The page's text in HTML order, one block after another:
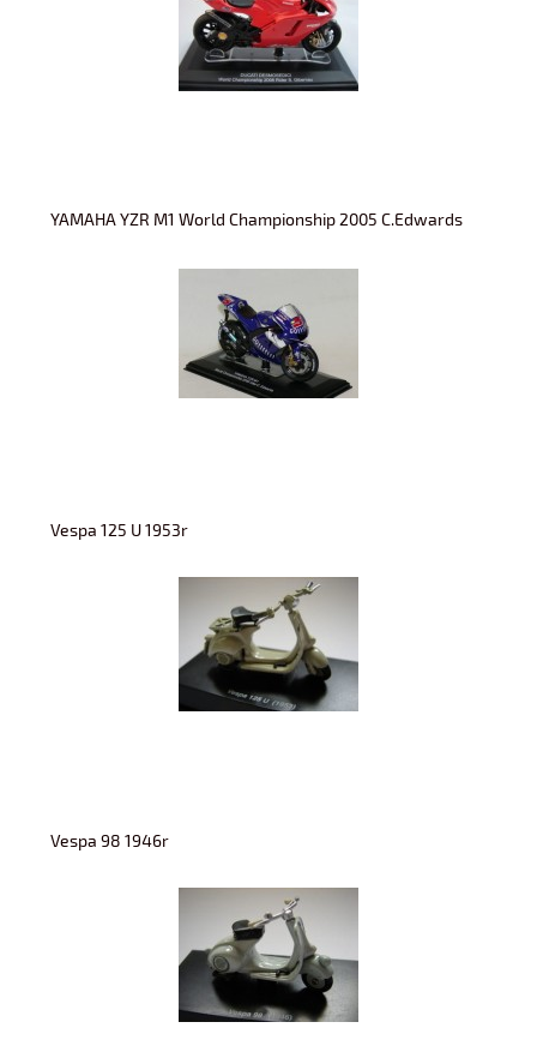
YAMAHA YZR M1 World Championship 2005 C.Edwards
Vespa 125 U 1953r
Vespa 98 1946r